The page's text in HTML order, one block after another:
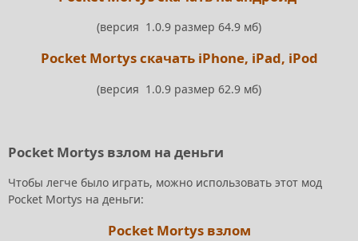
(версия 1.0.9 размер 64.9 мб)
Pocket Mortys скачать iPhone, iPad, iPod
(версия 1.0.9 размер 62.9 мб)
Pocket Mortys взлом на деньги
Чтобы легче было играть, можно использовать этот мод
Pocket Mortys на деньги:
Pocket Mortys взлом